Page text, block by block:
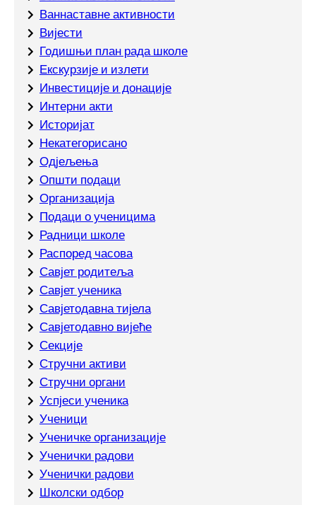
Ваннаставне активности
Вијести
Годишњи план рада школе
Екскурзије и излети
Инвестиције и донације
Интерни акти
Историјат
Некатегорисано
Одјељења
Општи подаци
Организација
Подаци о ученицима
Радници школе
Распоред часова
Савјет родитеља
Савјет ученика
Савјетодавна тијела
Савјетодавно вијеће
Секције
Стручни активи
Стручни органи
Успјеси ученика
Ученици
Ученичке организације
Ученички радови
Ученички радови
Школски одбор